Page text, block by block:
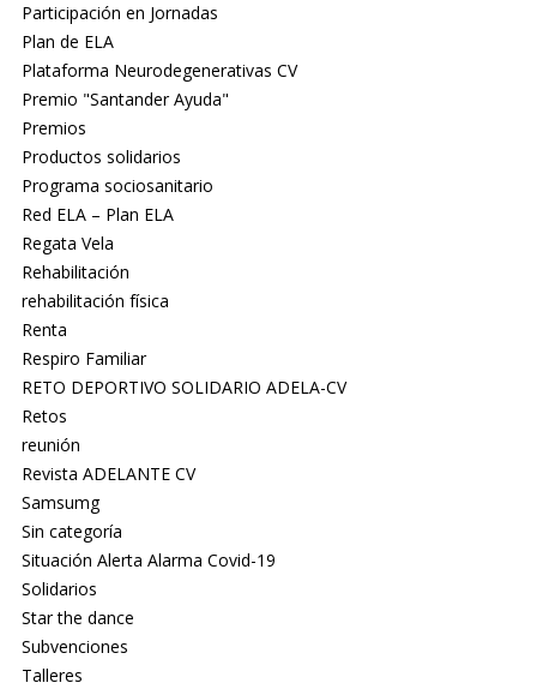
Participación en Jornadas
Plan de ELA
Plataforma Neurodegenerativas CV
Premio "Santander Ayuda"
Premios
Productos solidarios
Programa sociosanitario
Red ELA – Plan ELA
Regata Vela
Rehabilitación
rehabilitación física
Renta
Respiro Familiar
RETO DEPORTIVO SOLIDARIO ADELA-CV
Retos
reunión
Revista ADELANTE CV
Samsumg
Sin categoría
Situación Alerta Alarma Covid-19
Solidarios
Star the dance
Subvenciones
Talleres